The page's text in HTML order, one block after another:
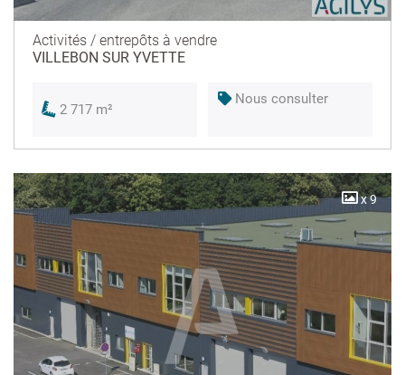
Activités / entrepôts à vendre
VILLEBON SUR YVETTE
2 717 m²
Nous consulter
x 9